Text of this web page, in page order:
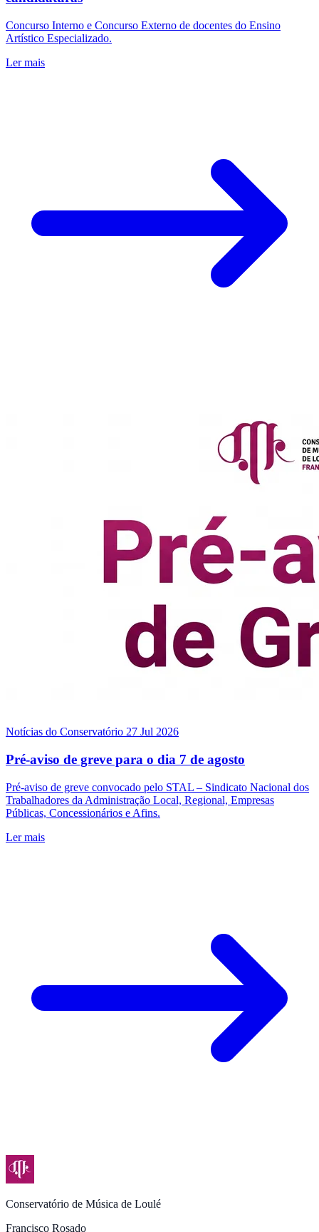
Concurso Interno e Concurso Externo de docentes do Ensino
Artístico Especializado.
Ler mais
Notícias do Conservatório 27 Jul 2026
Pré-aviso de greve para o dia 7 de agosto
Pré-aviso de greve convocado pelo STAL – Sindicato Nacional dos
Trabalhadores da Administração Local, Regional, Empresas
Públicas, Concessionários e Afins.
Ler mais
Conservatório de Música de Loulé
Francisco Rosado